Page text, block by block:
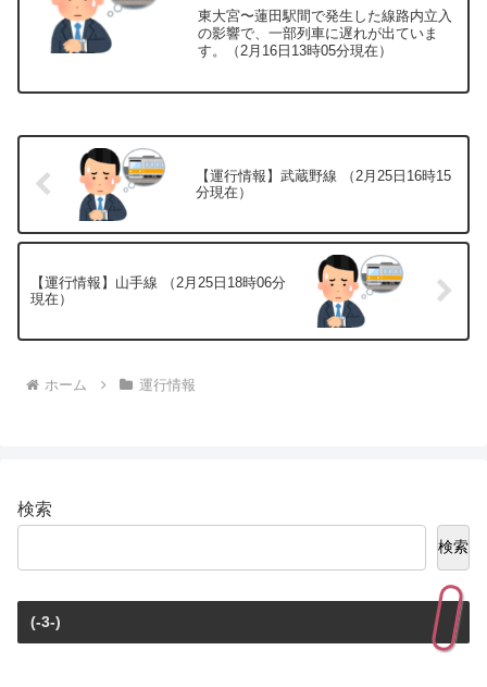
東大宮〜蓮田駅間で発生した線路内立入
の影響で、一部列車に遅れが出ていま
す。（2月16日13時05分現在）
【運行情報】武蔵野線 （2月25日16時15
分現在）
【運行情報】山手線 （2月25日18時06分
現在）
ホーム 運行情報
検索
検索
(-3-)